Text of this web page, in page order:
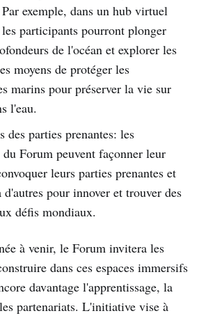
exemple, dans un hub virtuel
participants pourront plonger
de l'océan et explorer les
moyens de protéger les
marins pour préserver la vie sur
l'eau.
des parties prenantes: les
du Forum peuvent façonner leur
leurs parties prenantes et
d'autres pour innover et trouver des
défis mondiaux.
à venir, le Forum invitera les
dans ces espaces immersifs
davantage l'apprentissage, la
partenariats. L'initiative vise à